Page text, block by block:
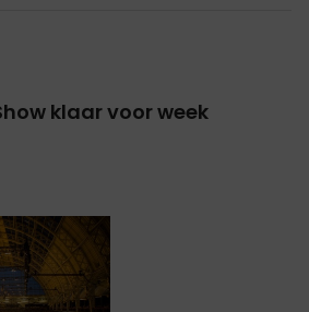
klaar voor week